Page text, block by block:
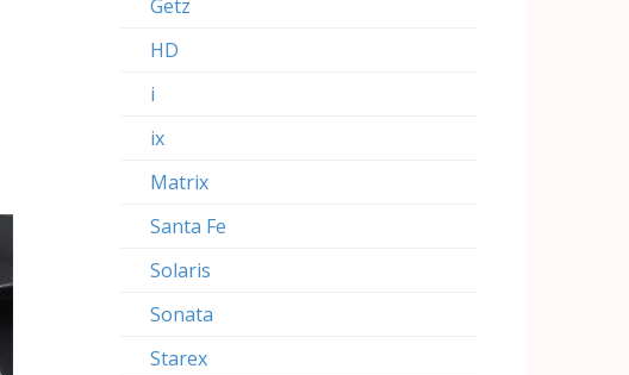
Getz
HD
i
ix
Matrix
Santa Fe
Solaris
Sonata
Starex